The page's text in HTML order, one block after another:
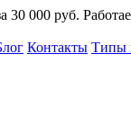
30 000 руб.
Контакты Типы